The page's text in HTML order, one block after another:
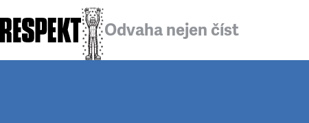
Odvaha nejen číst